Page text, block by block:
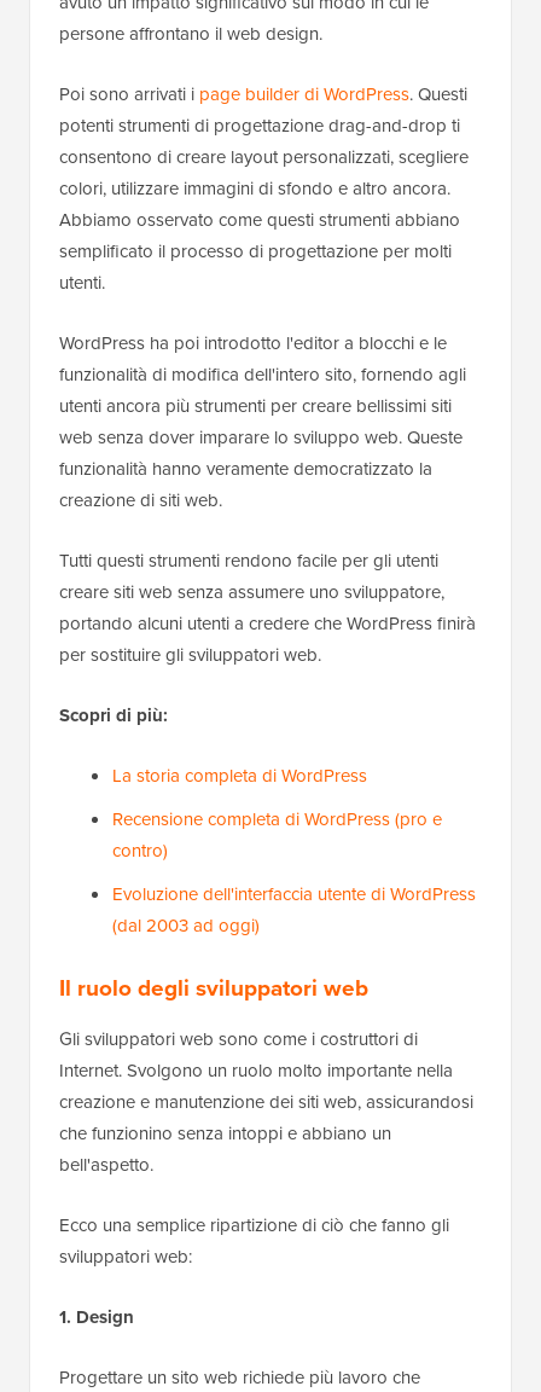
persone affrontano il web design.
Poi sono arrivati i page builder di WordPress. Questi
potenti strumenti di progettazione drag-and-drop ti
consentono di creare layout personalizzati, scegliere
colori, utilizzare immagini di sfondo e altro ancora.
Abbiamo osservato come questi strumenti abbiano
semplificato il processo di progettazione per molti
utenti.
WordPress ha poi introdotto l'editor a blocchi e le
funzionalità di modifica dell'intero sito, fornendo agli
utenti ancora più strumenti per creare bellissimi siti
web senza dover imparare lo sviluppo web. Queste
funzionalità hanno veramente democratizzato la
creazione di siti web.
Tutti questi strumenti rendono facile per gli utenti
creare siti web senza assumere uno sviluppatore,
portando alcuni utenti a credere che WordPress finirà
per sostituire gli sviluppatori web.
Scopri di più:
La storia completa di WordPress
Recensione completa di WordPress (pro e
contro)
Evoluzione dell'interfaccia utente di WordPress
(dal 2003 ad oggi)
Il ruolo degli sviluppatori web
Gli sviluppatori web sono come i costruttori di
Internet. Svolgono un ruolo molto importante nella
creazione e manutenzione dei siti web, assicurandosi
che funzionino senza intoppi e abbiano un
bell'aspetto.
Ecco una semplice ripartizione di ciò che fanno gli
sviluppatori web:
1. Design
Progettare un sito web richiede più lavoro che